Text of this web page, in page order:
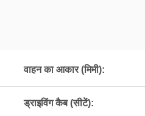
वाहन का आकार (मिमी):
ड्राइविंग कैब (सीटें):